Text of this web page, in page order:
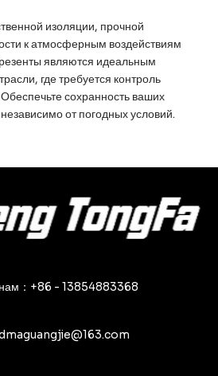
изоляции, прочной
к атмосферным воздействиям
являются идеальным
где требуется контроль
сохранность ваших
от погодных условий.
нам：+86 - 13854883368